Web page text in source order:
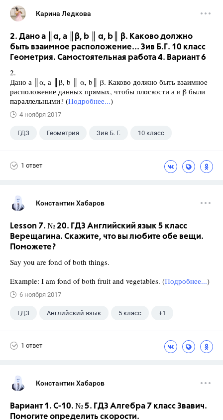
Карина Ледкова
2. Дано а ║α, а ║β, b ║ α, b║ β. Каково должно
быть взаимное расположение... Зив Б.Г. 10 класс
Геометрия. Самостоятельная работа 4. Вариант 6
2.
Дано а ║α, а ║β, b ║ α, b║ β. Каково должно быть взаимное
расположение данных прямых, чтобы плоскости а и β были
параллельными? (Подробнее...)
4 ноября 2017
ГДЗ Геометрия Зив Б. Г. 10 класс
1 ответ
Константин Хабаров
Lesson 7. № 20. ГДЗ Английский язык 5 класс
Верещагина. Скажите, что вы любите обе вещи.
Поможете?
Say you are fond of both things.
Example: I am fond of both fruit and vegetables. (Подробнее...)
6 ноября 2017
ГДЗ Английский язык 5 класс +1
1 ответ
Константин Хабаров
Вариант 1. С-10. № 5. ГДЗ Алгебра 7 класс Звавич.
Помогите определить скорости.